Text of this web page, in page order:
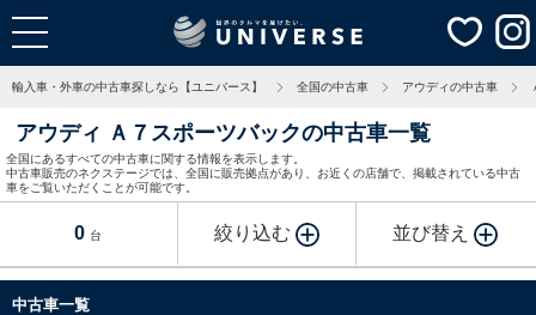
輸入車・外車の中古車探しなら【ユニバース】 全国の中古車 アウディの中古車
アウディ Ａ７スポーツバックの中古車一覧
全国にあるすべての中古車に関する情報を表示します。
中古車販売のネクステージでは、全国に販売拠点があり、お近くの店舗で、掲載されている中古
車をご覧いただくことが可能です。
0 台 絞り込む 並び替え
中古車一覧